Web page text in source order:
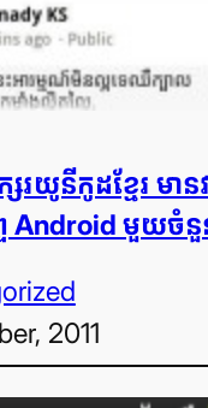
យូនីកូដ​ខ្មែរ មាន​
Android មួយ​ចំ
2011